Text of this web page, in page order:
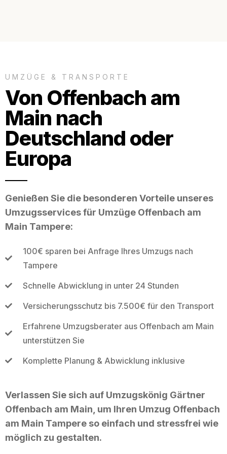
UMZÜGE & TRANSPORTE
Von Offenbach am
Main nach
Deutschland oder
Europa
Genießen Sie die besonderen Vorteile unseres
Umzugsservices für Umzüge Offenbach am
Main Tampere:
100€ sparen bei Anfrage Ihres Umzugs nach
Tampere
Schnelle Abwicklung in unter 24 Stunden
Versicherungsschutz bis 7.500€ für den Transport
Erfahrene Umzugsberater aus Offenbach am Main
unterstützen Sie
Komplette Planung & Abwicklung inklusive
Verlassen Sie sich auf Umzugskönig Gärtner
Offenbach am Main, um Ihren Umzug Offenbach
am Main Tampere so einfach und stressfrei wie
möglich zu gestalten.